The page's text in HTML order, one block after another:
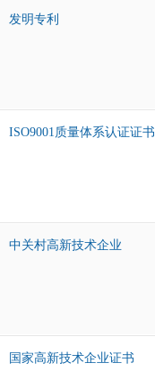
发明专利
ISO9001质量体系认证证书
中关村高新技术企业
国家高新技术企业证书